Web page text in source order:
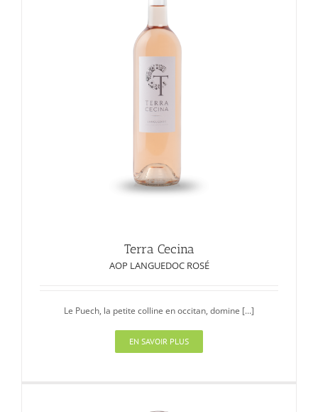
Terra Cecina
AOP LANGUEDOC ROSÉ
Le Puech, la petite colline en occitan, domine [...]
EN SAVOIR PLUS